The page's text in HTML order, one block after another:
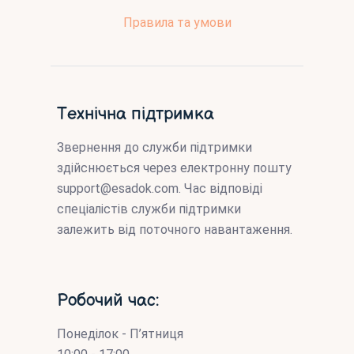
Правила та умови
Технічна підтримка
Звернення до служби підтримки
здійснюється через електронну пошту
support@esadok.com. Час відповіді
спеціалістів служби підтримки
залежить від поточного навантаження.
Робочий час:
Понеділок - П’ятниця